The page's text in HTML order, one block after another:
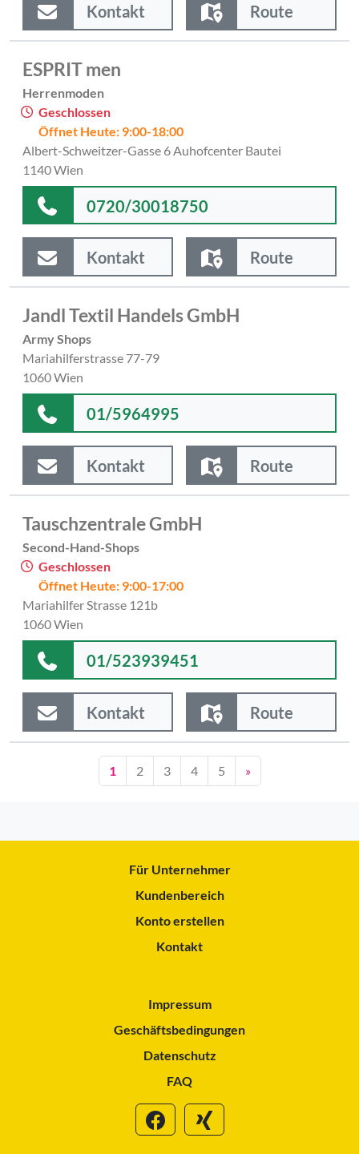
Kontakt Route
ESPRIT men
Herrenmoden
Geschlossen
Öffnet Heute: 9:00-18:00
Albert-Schweitzer-Gasse 6 Auhofcenter Bautei
1140 Wien
0720/30018750
Kontakt Route
Jandl Textil Handels GmbH
Army Shops
Mariahilferstrasse 77-79
1060 Wien
01/5964995
Kontakt Route
Tauschzentrale GmbH
Second-Hand-Shops
Geschlossen
Öffnet Heute: 9:00-17:00
Mariahilfer Strasse 121b
1060 Wien
01/523939451
Kontakt Route
1 2 3 4 5 »
Für Unternehmer
Kundenbereich
Konto erstellen
Kontakt
Impressum
Geschäftsbedingungen
Datenschutz
FAQ